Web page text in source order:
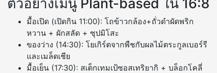
มื้อเปิด (เปิดกิน 11:00): โถข้าวกล้อง+ถั่วดำผัดพริก
หวาน + ผักสลัด + ซุปมิโสะ
ของว่าง (14:30): โยเกิร์ตจากพืชกับผลไม้ตระกูลเบอร์รี
และเมล็ดเชีย
มื้อเย็น (17:30): สเต็กเทมเป้ซอสเทริยากิ + บล็อกโคลี่